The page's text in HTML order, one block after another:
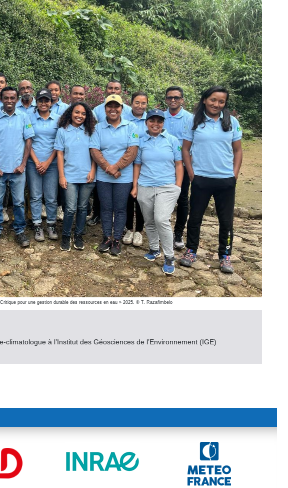
pour une gestion durable des ressources en eau » 2025. © T. Razafimbelo
climatologue à l’Institut des Géosciences de l’Environnement (IGE)